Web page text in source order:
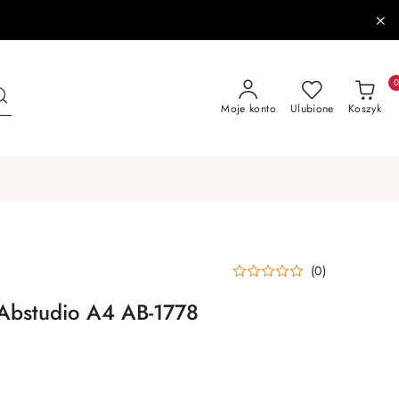
Moje konto Ulubione Koszyk
0
(0)
A4 AB-1778